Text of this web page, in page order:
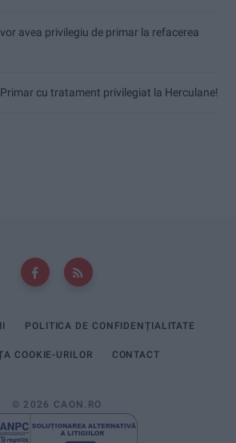
avea privilegiu de primar la refacerea
cu tratament privilegiat la Herculane!
POLITICA DE CONFIDENȚIALITATE
COOKIE-URILOR CONTACT
© 2026 CAON.RO